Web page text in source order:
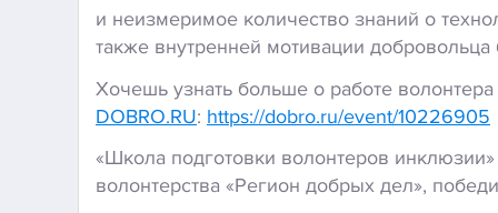
и неизмеримое количество знаний о
также внутренней мотивации
Хочешь узнать больше о работе
DOBRO.RU: https://dobro.ru/event/10226905
«Школа подготовки волонтеров
волонтерства «Регион добрых дел»,